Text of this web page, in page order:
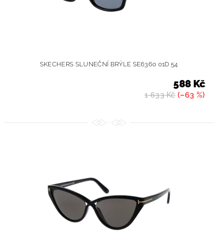
SKECHERS SLUNEČNÍ BRÝLE SE6360 01D 54
1 633 Kč(–63 %)
588 Kč